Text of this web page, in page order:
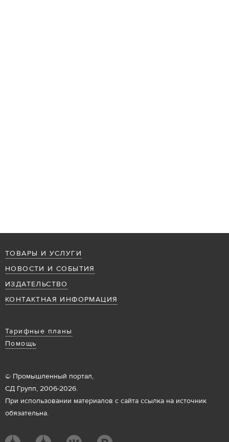
ТОВАРЫ И УСЛУГИ
НОВОСТИ И СОБЫТИЯ
ИЗДАТЕЛЬСТВО
КОНТАКТНАЯ ИНФОРМАЦИЯ
Тарифные планы
Помощь
© Промышленный портал,
СД Групп, 2006-2026.
При использовании материалов с сайта ссылка на источник
обязательна.